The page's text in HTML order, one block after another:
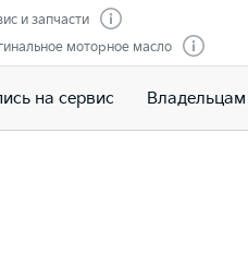
и запчасти
моторное масло
на сервис Владельцам